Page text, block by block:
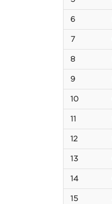
6
7
8
9
10
11
12
13
14
15